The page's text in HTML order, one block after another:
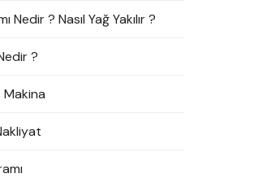
Nedir ? Nasıl Yağ Yakılır ?
?
Makina